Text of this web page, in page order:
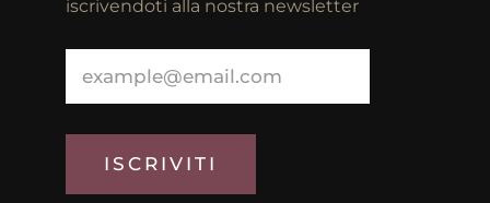
iscrivendoti alla nostra newsletter